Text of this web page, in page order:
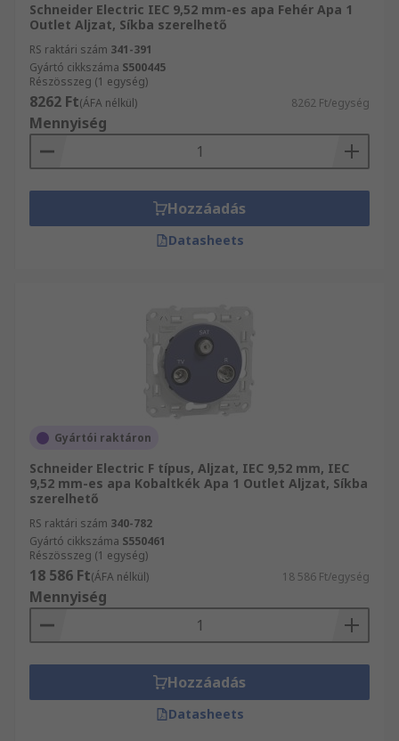
Schneider Electric IEC 9,52 mm-es apa Fehér Apa 1
Outlet Aljzat, Síkba szerelhető
RS raktári szám 341-391
Gyártó cikkszáma S500445
Részösszeg (1 egység)
8262 Ft(ÁFA nélkül) 8262 Ft/egység
Mennyiség
Hozzáadás
Datasheets
Gyártói raktáron
Schneider Electric F típus, Aljzat, IEC 9,52 mm, IEC
9,52 mm-es apa Kobaltkék Apa 1 Outlet Aljzat, Síkba
szerelhető
RS raktári szám 340-782
Gyártó cikkszáma S550461
Részösszeg (1 egység)
18 586 Ft(ÁFA nélkül) 18 586 Ft/egység
Mennyiség
Hozzáadás
Datasheets